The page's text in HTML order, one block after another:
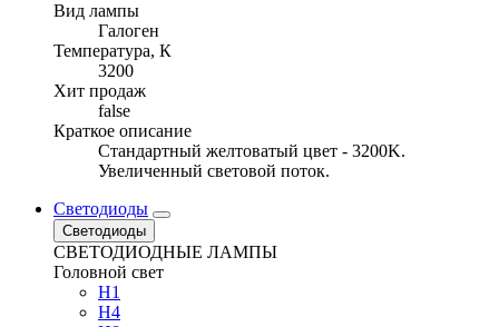
Вид лампы
Галоген
Температура, К
3200
Хит продаж
false
Краткое описание
Стандартный желтоватый цвет - 3200K.
Увеличенный световой поток.
Светодиоды
Светодиоды
СВЕТОДИОДНЫЕ ЛАМПЫ
Головной свет
H1
H4